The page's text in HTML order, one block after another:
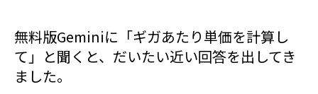
無料版Geminiに「ギガあたり単価を計算し
て」と聞くと、だいたい近い回答を出してき
ました。